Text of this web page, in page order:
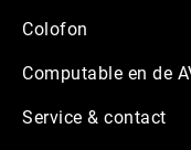
Colofon
Computable en de
Service & contact